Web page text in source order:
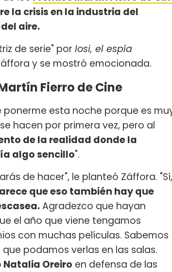
la crisis en la industria del
aire.
de serie" por Iosi, el espía
y se mostró emocionada.
Fierro de Cine
ponerme esta noche porque es
hacen por primera vez, pero al
de la realidad donde la
algo sencillo".
de hacer", le planteó Záffora. "Sí,
que eso también hay que
Agradezco que hayan
el año que viene tengamos
con muchas películas. Sabemos
podamos verlas en las salas.
Natalia Oreiro en defensa de las